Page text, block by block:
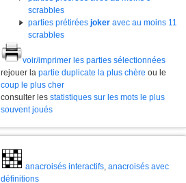
scrabbles
parties prétirées joker avec au moins 11
scrabbles
voir/imprimer les parties sélectionnées
rejouer la partie duplicate la plus chère ou le
coup le plus cher
consulter les statistiques sur les mots le plus
souvent joués
anacroisés interactifs, anacroisés avec
définitions